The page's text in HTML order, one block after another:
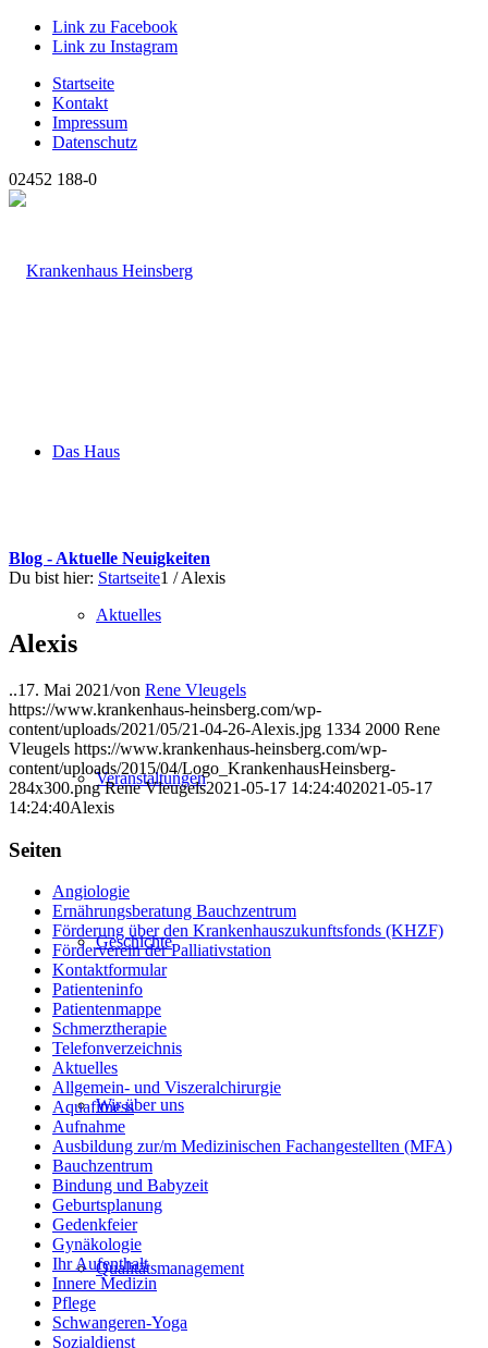
Link zu Facebook
Link zu Instagram
Startseite
Kontakt
Impressum
Datenschutz
02452 188-0
Das Haus
Aktuelles
Veranstaltungen
Geschichte
Wir über uns
Qualitätsmanagement
Blog - Aktuelle Neuigkeiten
Du bist hier: Startseite1 / Alexis
Alexis
..17. Mai 2021/von Rene Vleugels
https://www.krankenhaus-heinsberg.com/wp-
content/uploads/2021/05/21-04-26-Alexis.jpg 1334 2000 Rene
Vleugels https://www.krankenhaus-heinsberg.com/wp-
content/uploads/2015/04/Logo_KrankenhausHeinsberg-
284x300.png Rene Vleugels2021-05-17 14:24:402021-05-17
14:24:40Alexis
Seiten
Angiologie
Ernährungsberatung Bauchzentrum
Förderung über den Krankenhauszukunftsfonds (KHZF)
Förderverein der Palliativstation
Kontaktformular
Patienteninfo
Patientenmappe
Schmerztherapie
Telefonverzeichnis
Aktuelles
Allgemein- und Viszeralchirurgie
Aquafitness
Aufnahme
Ausbildung zur/m Medizinischen Fachangestellten (MFA)
Bauchzentrum
Bindung und Babyzeit
Geburtsplanung
Gedenkfeier
Gynäkologie
Ihr Aufenthalt
Innere Medizin
Pflege
Schwangeren-Yoga
Sozialdienst